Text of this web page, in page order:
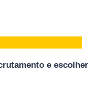
e escolher